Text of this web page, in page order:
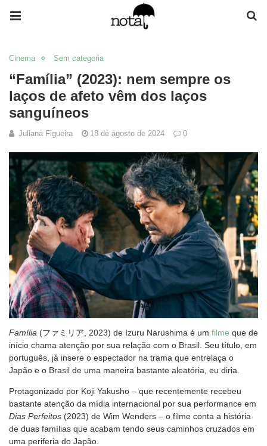
Cinema Sem categoria
“Família” (2023): nem sempre os
laços de afeto vêm dos laços
sanguíneos
Juliana Figueira 18 de agosto de 2024 0
Família (ファミリア, 2023) de Izuru Narushima é um filme que de
início chama atenção por sua relação com o Brasil. Seu título, em
português, já insere o espectador na trama que entrelaça o
Japão e o Brasil de uma maneira bastante aleatória, eu diria.
Protagonizado por Koji Yakusho – que recentemente recebeu
bastante atenção da mídia internacional por sua performance em
Dias Perfeitos (2023) de Wim Wenders – o filme conta a história
de duas famílias que acabam tendo seus caminhos cruzados em
uma periferia do Japão.